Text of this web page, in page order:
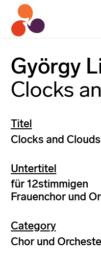
György
Clocks
Titel
Clocks and Clouds
Untertitel
für 12stimmigen
Frauenchor und
Category
Chor und